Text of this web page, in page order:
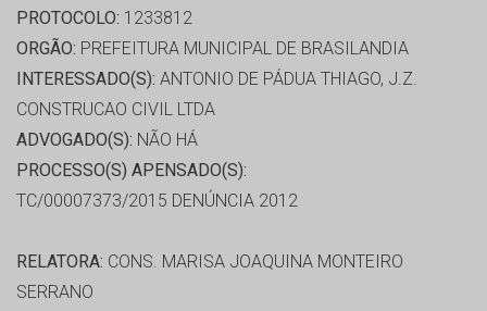
PROTOCOLO: 1233812
ORGÃO: PREFEITURA MUNICIPAL DE BRASILANDIA
INTERESSADO(S): ANTONIO DE PÁDUA THIAGO, J.Z.
CONSTRUCAO CIVIL LTDA
ADVOGADO(S): NÃO HÁ
PROCESSO(S) APENSADO(S):
TC/00007373/2015 DENÚNCIA 2012
RELATORA: CONS. MARISA JOAQUINA MONTEIRO
SERRANO